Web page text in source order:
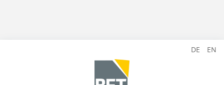
DE EN